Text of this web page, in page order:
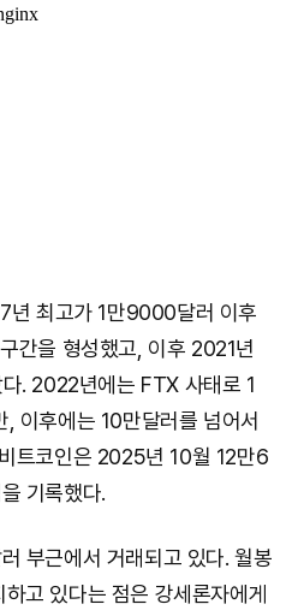
년 최고가 1만9000달러 이후
간을 형성했고, 이후 2021년
. 2022년에는 FTX 사태로 1
이후에는 10만달러를 넘어서
트코인은 2025년 10월 12만6
기록했다.
부근에서 거래되고 있다. 월봉
고 있다는 점은 강세론자에게